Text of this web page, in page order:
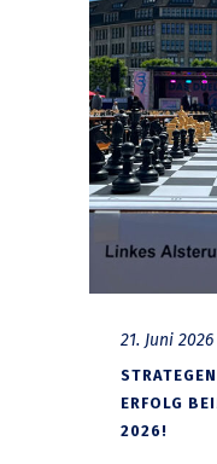
21. Juni 2026
ERFOLG
2026!